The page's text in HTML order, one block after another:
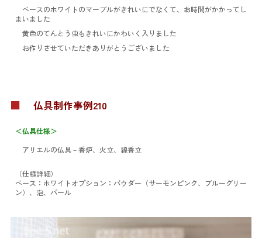
ベースのホワイトのマーブルがきれいにでなくて、お時間がかかってし
まいました
黄色のてんとう虫もきれいにかわいく入りました
お作りさせていただきありがとうございました
■ 仏具制作事例210
＜仏具仕様＞
アリエルの仏具－香炉、火立、線香立
（仕様詳細）
ベース：ホワイトオプション：パウダー（サーモンピンク、ブルーグリー
ン）、泡、パール